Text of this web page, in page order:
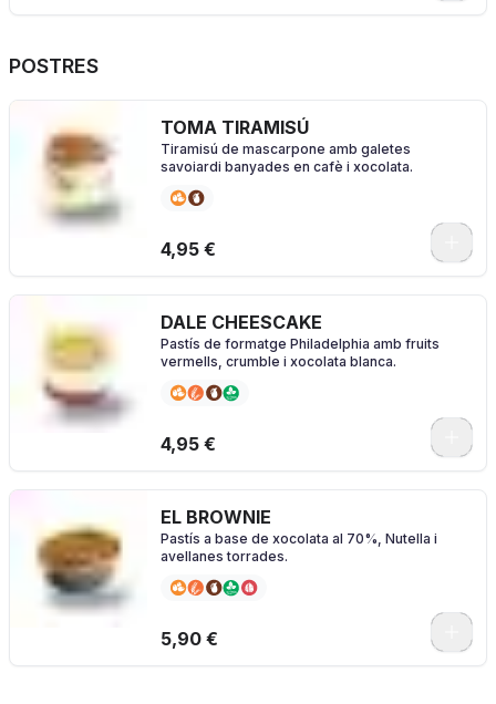
POSTRES
TOMA TIRAMISÚ
Tiramisú de mascarpone amb galetes
savoiardi banyades en cafè i xocolata.
4,95 €
DALE CHEESCAKE
Pastís de formatge Philadelphia amb fruits
vermells, crumble i xocolata blanca.
4,95 €
EL BROWNIE
Pastís a base de xocolata al 70%, Nutella i
avellanes torrades.
5,90 €